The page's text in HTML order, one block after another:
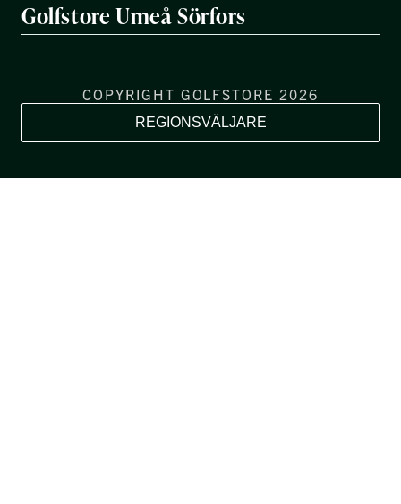
Golfstore Umeå Sörfors
COPYRIGHT GOLFSTORE 2026
REGIONSVÄLJARE